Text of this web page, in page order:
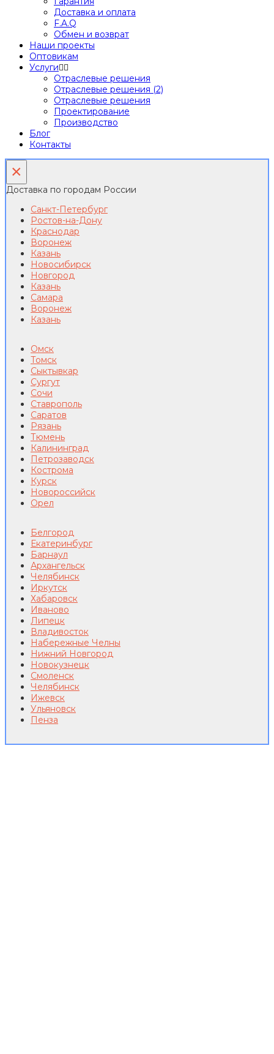
Доставка и оплата
F.A.Q
Обмен и возврат
Наши проекты
Оптовикам
Услуги
Отраслевые решения
Отраслевые решения (2)
Отраслевые решения
Проектирование
Производство
Блог
Контакты
×
Доставка по городам России
Санкт-Петербург
Ростов-на-Дону
Краснодар
Воронеж
Казань
Новосибирск
Новгород
Казань
Самара
Воронеж
Казань
Омск
Томск
Сыктывкар
Сургут
Сочи
Ставрополь
Саратов
Рязань
Тюмень
Калининград
Петрозаводск
Кострома
Курск
Новороссийск
Орел
Белгород
Екатеринбург
Барнаул
Архангельск
Челябинск
Иркутск
Хабаровск
Иваново
Липецк
Владивосток
Набережные Челны
Нижний Новгород
Новокузнецк
Смоленск
Челябинск
Ижевск
Ульяновск
Пенза